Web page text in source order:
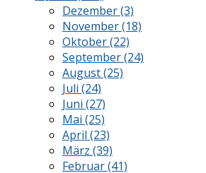
Dezember (3)
November (18)
Oktober (22)
September (24)
August (25)
Juli (24)
Juni (27)
Mai (25)
April (23)
März (39)
Februar (41)